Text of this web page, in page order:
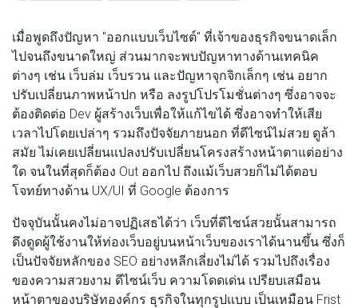
เมื่อพูดถึงปัญหา "ออกแบบเว็บไซต์" ที่เจ้าของธุรกิจขนาดเล็ก
ไปจนถึงขนาดใหญ่ ส่วนมากจะพบปัญหาทางด้านเทคนิค
ต่างๆ เช่น เว็บล่ม เว็บรวน และปัญหาจุกจิกเล็กๆ เช่น อยาก
ปรับเปลี่ยนภาพหน้าปก หรือ ลงรูปโปรโมชั่นต่างๆ ซึ่งอาจจะ
ต้องติดต่อ Dev ผู้สร้างเว็บเพื่อให้แก้ไขได้ ซึ่งอาจทำให้เสีย
เวลาไปโดยเปล่าๆ รวมถึงปัจจัยภายนอก ที่ดีไซน์ไม่สวย ดูล้า
สมัย ไม่เคยเปลี่ยนแปลงปรับเปลี่ยนโครงสร้างหน้าตาแต่อย่าง
ใด จนในที่สุดก็ต้อง Out ออกไป ถึงแม้เว็บสวยก็ไม่ได้ตอบ
โจทย์ทางด้าน UX/UI ที่ Google ต้องการ
ปัจจุบันนั้นคงไม่อาจปฏิเสธได้ว่า เว็บที่ดีไซน์สวยนั้นสามารถ
ดึงดูดผู้ใช้งานให้ท่องเว็บอยู่บนหน้าเว็บของเราได้นานขึ้น ซึ่งก็
เป็นปัจจัยหลักของ SEO อย่างหลีกเลี่ยงไม่ได้ รวมไปถึงเรื่อง
ของความสวยงาม ดีไซน์เว็บ ความโดดเด่น เปรียบเสมือน
หน้าตาของบริษัทองค์กร ธุรกิจในทุกรูปแบบ เป็นเหมือน Frist